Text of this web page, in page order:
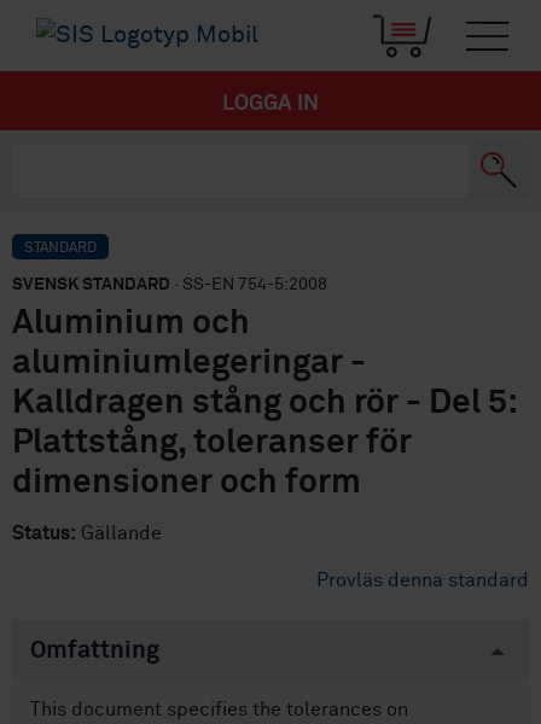
LOGGA IN
STANDARD
SVENSK STANDARD · SS-EN 754-5:2008
Aluminium och
aluminiumlegeringar -
Kalldragen stång och rör - Del 5:
Plattstång, toleranser för
dimensioner och form
Status: Gällande
Provläs denna standard
Omfattning
This document specifies the tolerances on